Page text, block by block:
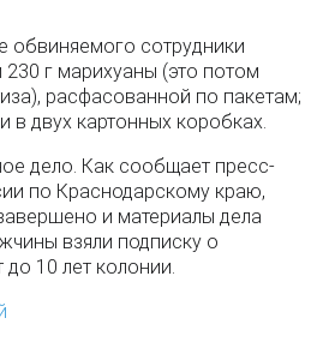
обвиняемого сотрудники
г марихуаны (это потом
расфасованной по пакетам;
в двух картонных коробках.
дело. Как сообщает пресс-
по Краснодарскому краю,
и материалы дела
взяли подписку о
до 10 лет колонии.